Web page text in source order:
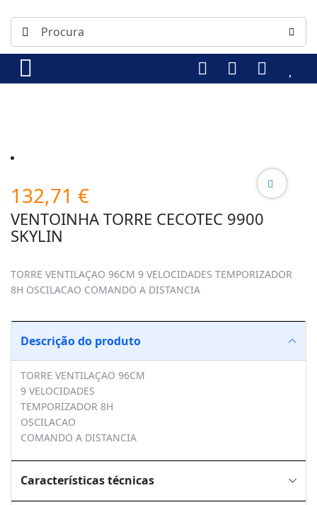
132,71 €
VENTOINHA TORRE CECOTEC 9900
SKYLIN
TORRE VENTILAÇAO 96CM 9 VELOCIDADES TEMPORIZADOR
8H OSCILACAO COMANDO A DISTANCIA
Descrição do produto
TORRE VENTILAÇAO 96CM
9 VELOCIDADES
TEMPORIZADOR 8H
OSCILACAO
COMANDO A DISTANCIA
Características técnicas